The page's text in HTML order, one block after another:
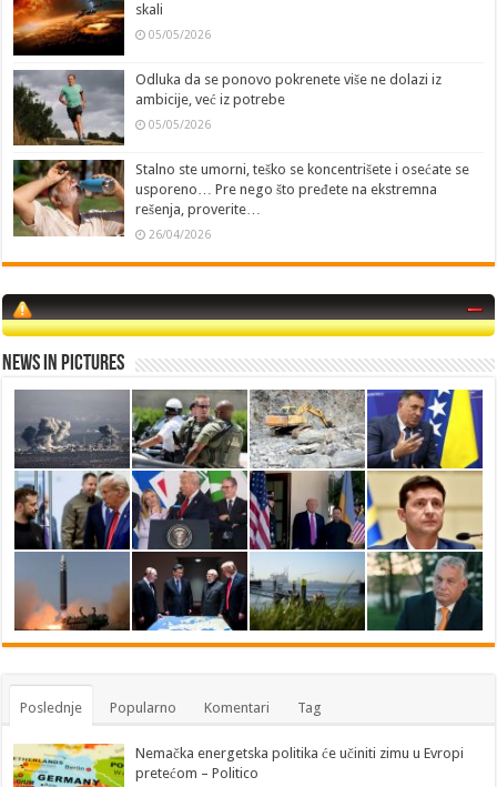
skali
05/05/2026
Odluka da se ponovo pokrenete više ne dolazi iz
ambicije, već iz potrebe
05/05/2026
Stalno ste umorni, teško se koncentrišete i osećate se
usporeno… Pre nego što pređete na ekstremna
rešenja, proverite…
26/04/2026
News in Pictures
Poslednje Popularno Komentari Tag
Nemačka energetska politika će učiniti zimu u Evropi
pretećom – Politico